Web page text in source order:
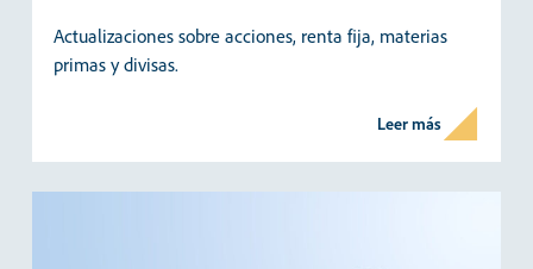
Actualizaciones sobre acciones, renta fija, materias
primas y divisas.
Leer más